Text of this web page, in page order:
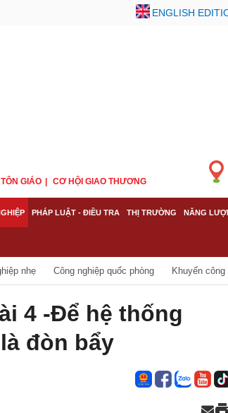
ENGLISH
GIÁO CƠ HỘI GIAO THƯƠNG
PHÁP LUẬT - ĐIỀU TRA THỊ TRƯỜNG NĂNG
nhẹ Công nghiệp quốc phòng Khuyến công
4 -Để hệ thống
đòn bẩy